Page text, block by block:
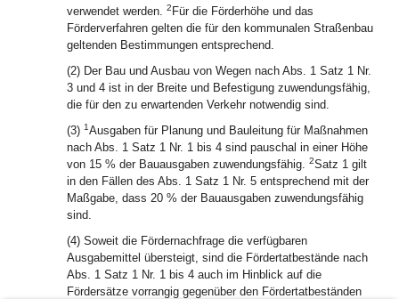
verwendet werden. 2 Für die Förderhöhe und das
Förderverfahren gelten die für den kommunalen Straßenbau
geltenden Bestimmungen entsprechend.
(2) Der Bau und Ausbau von Wegen nach Abs. 1 Satz 1 Nr.
3 und 4 ist in der Breite und Befestigung zuwendungsfähig,
die für den zu erwartenden Verkehr notwendig sind.
(3) 1Ausgaben für Planung und Bauleitung für Maßnahmen
nach Abs. 1 Satz 1 Nr. 1 bis 4 sind pauschal in einer Höhe
von 15 % der Bauausgaben zuwendungsfähig. 2Satz 1 gilt
in den Fällen des Abs. 1 Satz 1 Nr. 5 entsprechend mit der
Maßgabe, dass 20 % der Bauausgaben zuwendungsfähig
sind.
(4) Soweit die Fördernachfrage die verfügbaren
Ausgabemittel übersteigt, sind die Fördertatbestände nach
Abs. 1 Satz 1 Nr. 1 bis 4 auch im Hinblick auf die
Fördersätze vorrangig gegenüber den Fördertatbeständen